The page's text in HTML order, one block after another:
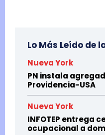
Lo Más Leído de
Nueva York
PN instala
Providencia-USA
Nueva York
INFOTEP entrega
ocupacional a